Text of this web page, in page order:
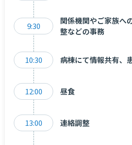
9:30
関係機関やご家族へ
整などの事務
10:30 病棟にて情報共有、
12:00 昼食
13:00 連絡調整